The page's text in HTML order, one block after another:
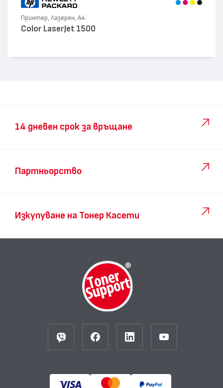
Принтер, Лазерен, А4
Color LaserJet 1500
14 дневен срок за връщане
Партньорство
Изкупуване на Тонер Касети